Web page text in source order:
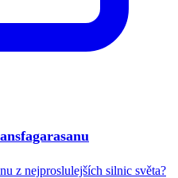
z nejproslulejších silnic světa?